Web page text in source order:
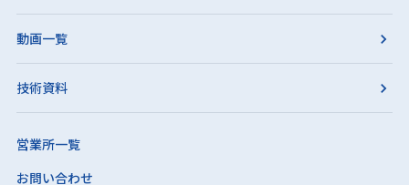
動画一覧
技術資料
営業所一覧
お問い合わせ